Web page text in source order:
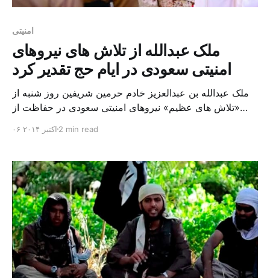
امنیتی
ملک عبدالله از تلاش های نیروهای
امنیتی سعودی در ایام حج تقدیر کرد
ملک عبدالله بن عبدالعزیز خادم حرمین شریفین روز شنبه از
«تلاش های عظیم» نیروهای امنیتی سعودی در حفاظت از
سعودی در مقابل «گروه های شرور» قدردانی کرد. شاهزاده
عربستان سعودی این سخنان را […]
۰۶ اکتبر ۲۰۱۴ 2 min read